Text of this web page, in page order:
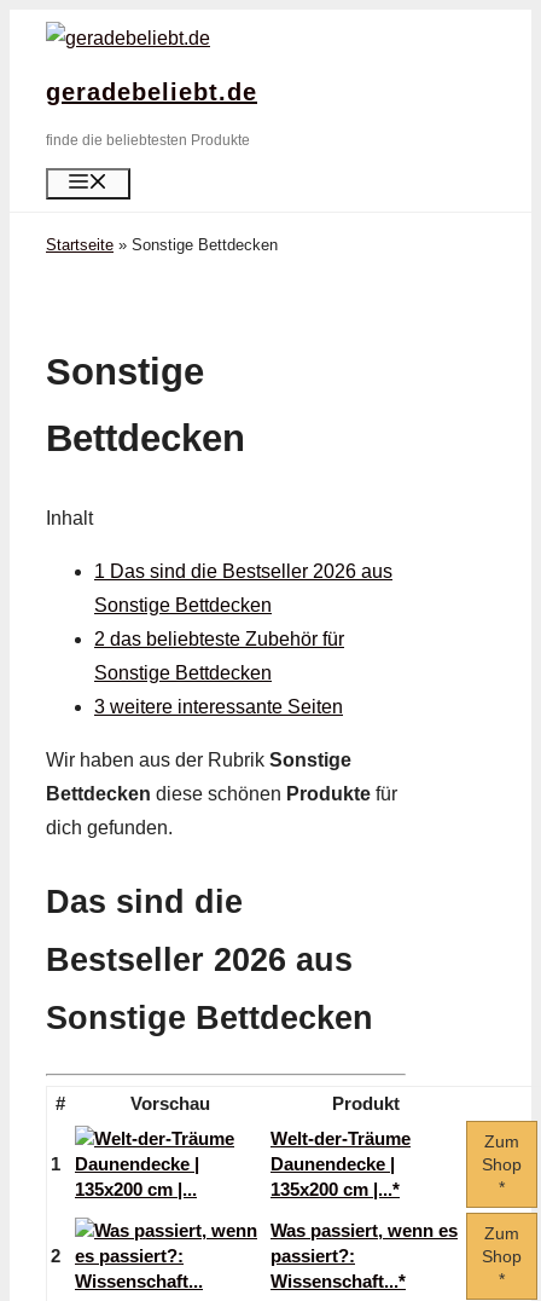
Zum
springen
geradebeliebt.de
finde die beliebtesten Produkte
Startseite » Sonstige Bettdecken
Sonstige
Bettdecken
Inhalt
1 Das sind die Bestseller 2026 aus
Sonstige Bettdecken
2 das beliebteste Zubehör für
Sonstige Bettdecken
3 weitere interessante Seiten
Wir haben aus der Rubrik Sonstige
Bettdecken diese schönen Produkte für
dich gefunden.
Das sind die
Bestseller 2026 aus
Sonstige Bettdecken
# Vorschau Produkt
1
Welt-der-Träume
Daunendecke |
135x200 cm |...*
Zum
Shop
*
2
Was passiert, wenn es
passiert?:
Wissenschaft...*
Zum
Shop
*